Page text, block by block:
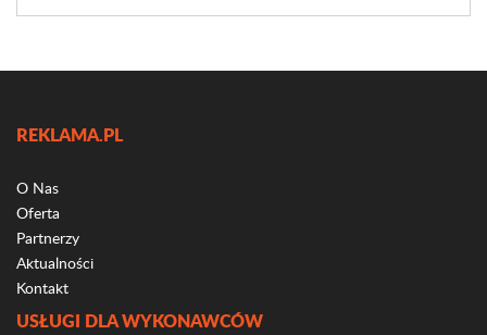
REKLAMA.PL
O Nas
Oferta
Partnerzy
Aktualności
Kontakt
USŁUGI DLA WYKONAWCÓW